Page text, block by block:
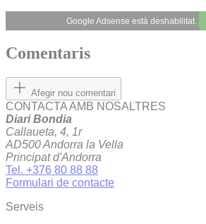
Google Adsense està deshabilitat.
Comentaris
Afegir nou comentari
CONTACTA AMB NOSALTRES
Diari Bondia
Callaueta, 4, 1r
AD500 Andorra la Vella
Principat d'Andorra
Tel. +376 80 88 88
Formulari de contacte
Serveis